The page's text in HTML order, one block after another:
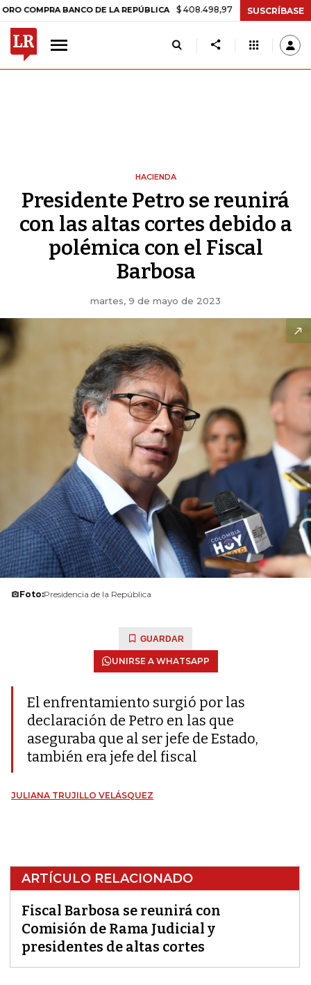
BANCO DE LA REPÚBLICA $ 408.498,97 +$ 8.753,81 +2,19%
SUSCRÍBASE
HACIENDA
Presidente Petro se reunirá
con las altas cortes debido a
polémica con el Fiscal
Barbosa
martes, 9 de mayo de 2023
Foto:Presidencia de la República
GUARDAR
UNIRSE A WHATSAPP
El enfrentamiento surgió por las
declaración de Petro en las que
aseguraba que al ser jefe de Estado,
también era jefe del fiscal
JULIANA TRUJILLO VELÁSQUEZ
ARTÍCULO RELACIONADO
Fiscal Barbosa se reunirá con
Comisión de Rama Judicial y
presidentes de altas cortes